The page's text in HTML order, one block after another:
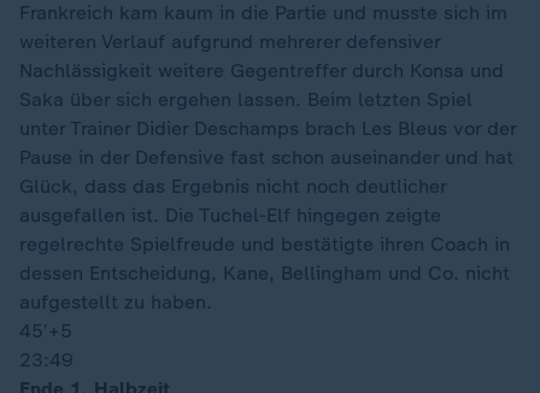
Frankreich kam kaum in die Partie und musste sich im
weiteren Verlauf aufgrund mehrerer defensiver
Nachlässigkeit weitere Gegentreffer durch Konsa und
Saka über sich ergehen lassen. Beim letzten Spiel
unter Trainer Didier Deschamps brach Les Bleus vor der
Pause in der Defensive fast schon auseinander und hat
Glück, dass das Ergebnis nicht noch deutlicher
ausgefallen ist. Die Tuchel-Elf hingegen zeigte
regelrechte Spielfreude und bestätigte ihren Coach in
dessen Entscheidung, Kane, Bellingham und Co. nicht
aufgestellt zu haben.
45′ +5
23:49